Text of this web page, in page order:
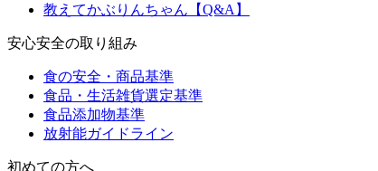
教えてかぶりんちゃん【Q&A】
安心安全の取り組み
食の安全・商品基準
食品・生活雑貨選定基準
食品添加物基準
放射能ガイドライン
初めての方へ